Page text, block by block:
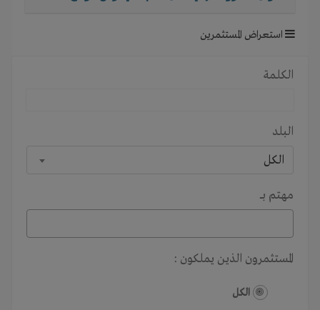
استعراض المستثمرين
الكلمة
البلد
الكل
مهتم بـــ
المستثمرون الذين يملكون :
الكل